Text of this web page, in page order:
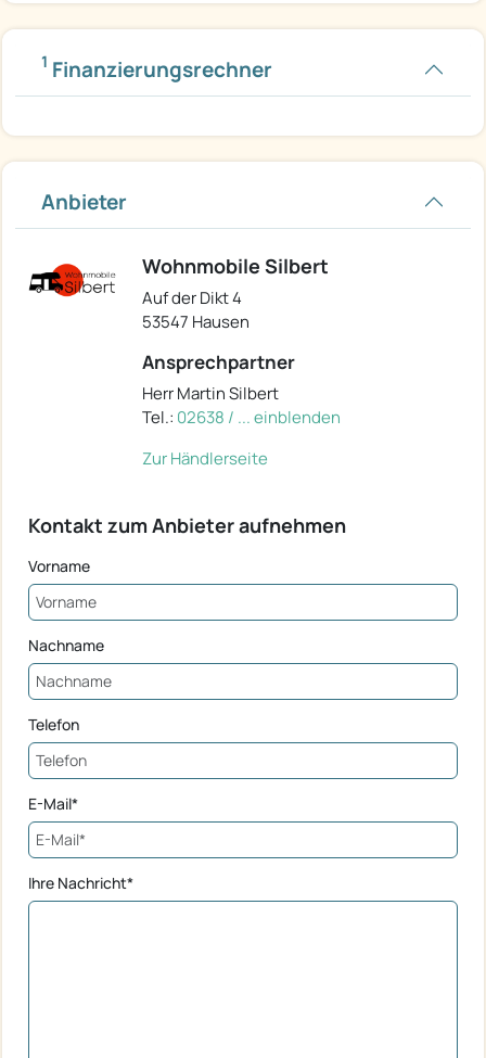
1 Finanzierungsrechner
Anbieter
Wohnmobile Silbert
Auf der Dikt 4
53547 Hausen
Ansprechpartner
Herr Martin Silbert
Tel.: 02638 / ... einblenden
Zur Händlerseite
Kontakt zum Anbieter aufnehmen
Vorname
Nachname
Telefon
E-Mail*
Ihre Nachricht*